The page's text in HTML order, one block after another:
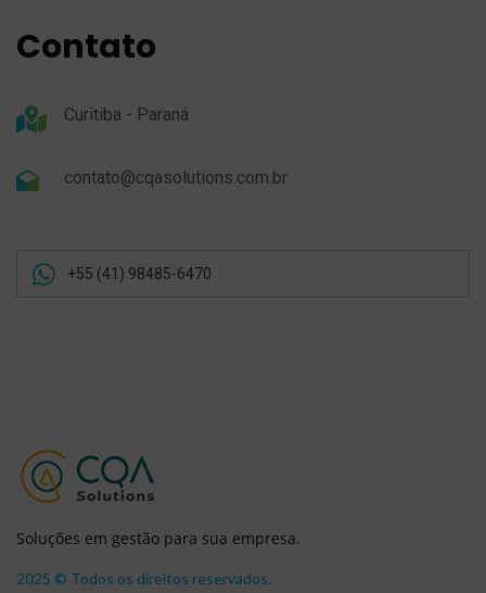
Contato
Curitiba - Paraná
contato@cqasolutions.com.br
+55 (41) 98485-6470
Soluções em gestão para sua empresa.
2025 © Todos os direitos reservados.